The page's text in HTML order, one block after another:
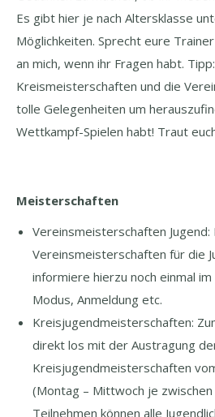
Es gibt hier je nach Altersklasse
Möglichkeiten. Sprecht eure
an mich, wenn ihr Fragen habt.
Kreismeisterschaften und die
tolle Gelegenheiten um
Wettkampf-Spielen habt! Traut
Meisterschaften
Vereinsmeisterschaften
Vereinsmeisterschaften für die
informiere hierzu noch einmal
Modus, Anmeldung etc.
Kreisjugendmeisterschaften:
direkt los mit der Austragung
Kreisjugendmeisterschaften
(Montag – Mittwoch je zwischen
Teilnehmen können alle